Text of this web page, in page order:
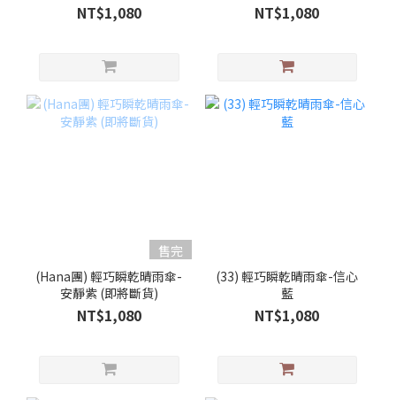
NT$1,080 NT$1,080
售完
(Hana團) 輕巧瞬乾晴雨傘-
安靜紫 (即將斷貨)
NT$1,080
(33) 輕巧瞬乾晴雨傘-信心
藍
NT$1,080